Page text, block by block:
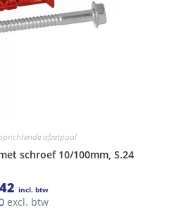
afzetpaal
schroef 10/100mm, S.24
incl. btw
excl. btw